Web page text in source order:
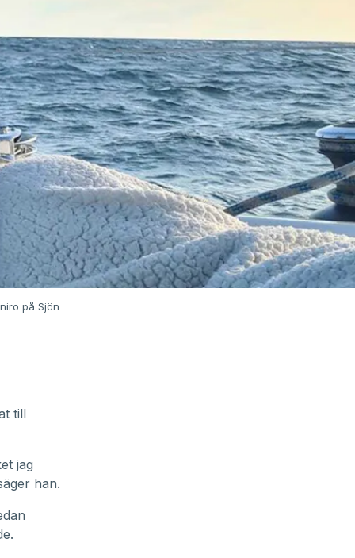
på Sjön
till
jag
han.